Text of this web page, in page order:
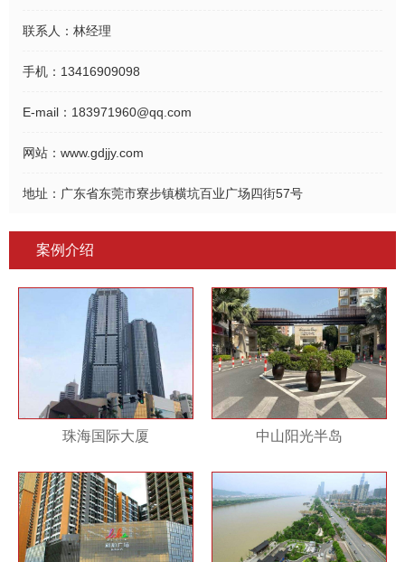
联系人： 林经理
手机： 13416909098
E-mail： 183971960@qq.com
网站： www.gdjjy.com
地址： 广东省东莞市寮步镇横坑百业广场四街57号
案例介绍
珠海国际大厦 中山阳光半岛